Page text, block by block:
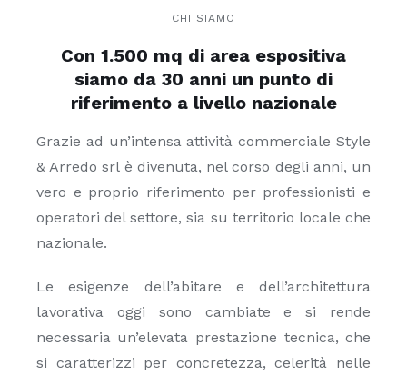
Shop
Servizi
Progetti
Contatti
CHI SIAMO
Con 1.500 mq di area espositiva
siamo da 30 anni un punto di
riferimento a livello nazionale
Grazie ad un’intensa attività commerciale Style
& Arredo srl è divenuta, nel corso degli anni, un
vero e proprio riferimento per professionisti e
operatori del settore, sia su territorio locale che
nazionale.
Le esigenze dell’abitare e dell’architettura
lavorativa oggi sono cambiate e si rende
necessaria un’elevata prestazione tecnica, che
si caratterizzi per concretezza, celerità nelle